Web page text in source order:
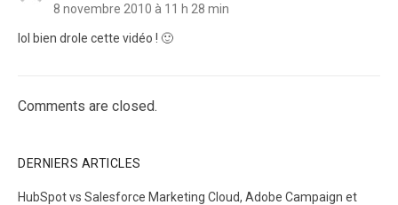
8 novembre 2010 à 11 h 28 min
lol bien drole cette vidéo ! 🙂
Comments are closed.
DERNIERS ARTICLES
HubSpot vs Salesforce Marketing Cloud, Adobe Campaign et